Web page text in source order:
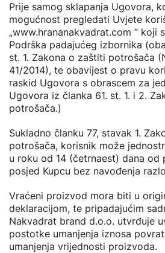
Prije samog sklapanja Ugovora,
mogućnost pregledati Uvjete
„www.hrananakvadrat.com ” koji
Podrška padajućeg izbornika
st. 1. Zakona o zaštiti potrošača
41/2014), te obavijest o pravu
raskid Ugovora s obrascem za
Ugovora iz članka 61. st. 1. i 2.
potrošača.)
Sukladno članku 77, stavak 1.
potrošača, korisnik može
u roku od 14 (četrnaest) dana od
posjed Kupcu bez navođenja
Vraćeni proizvod mora biti u
deklaracijom, te pripadajućim
Nakvadrat brand d.o.o. utvrđuje
postotke umanjenja iznosa
umanjenja vrijednosti proizvoda.